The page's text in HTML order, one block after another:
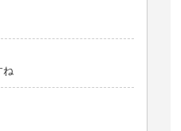
会議です
た。嘘もついていなかっ
。
りショックです。
・・・
取れました！これで離婚
ね